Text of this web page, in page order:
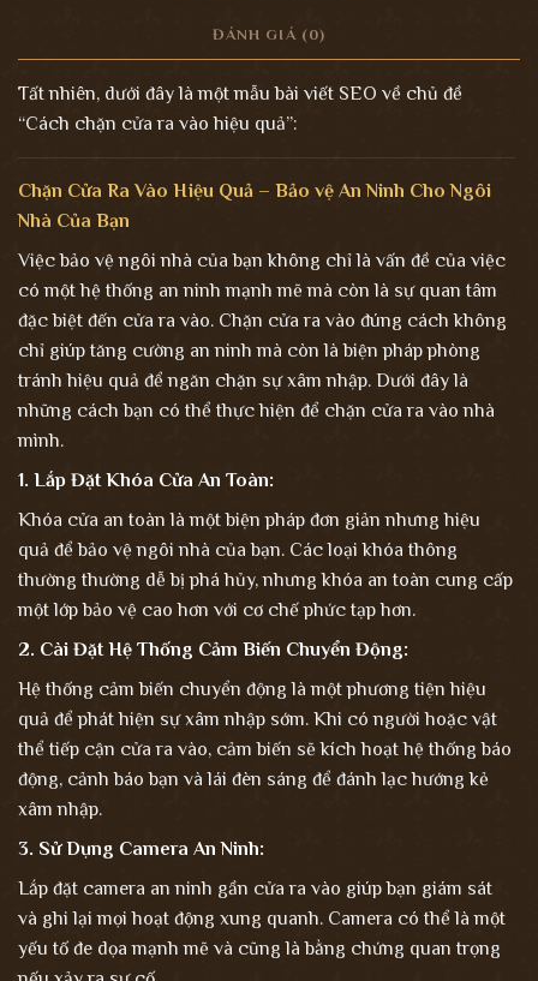
ĐÁNH GIÁ (0)
Tất nhiên, dưới đây là một mẫu bài viết SEO về chủ đề
“Cách chặn cửa ra vào hiệu quả”:
Chặn Cửa Ra Vào Hiệu Quả – Bảo vệ An Ninh Cho Ngôi
Nhà Của Bạn
Việc bảo vệ ngôi nhà của bạn không chỉ là vấn đề của việc
có một hệ thống an ninh mạnh mẽ mà còn là sự quan tâm
đặc biệt đến cửa ra vào. Chặn cửa ra vào đúng cách không
chỉ giúp tăng cường an ninh mà còn là biện pháp phòng
tránh hiệu quả để ngăn chặn sự xâm nhập. Dưới đây là
những cách bạn có thể thực hiện để chặn cửa ra vào nhà
mình.
1. Lắp Đặt Khóa Cửa An Toàn:
Khóa cửa an toàn là một biện pháp đơn giản nhưng hiệu
quả để bảo vệ ngôi nhà của bạn. Các loại khóa thông
thường thường dễ bị phá hủy, nhưng khóa an toàn cung cấp
một lớp bảo vệ cao hơn với cơ chế phức tạp hơn.
2. Cài Đặt Hệ Thống Cảm Biến Chuyển Động:
Hệ thống cảm biến chuyển động là một phương tiện hiệu
quả để phát hiện sự xâm nhập sớm. Khi có người hoặc vật
thể tiếp cận cửa ra vào, cảm biến sẽ kích hoạt hệ thống báo
động, cảnh báo bạn và lái đèn sáng để đánh lạc hướng kẻ
xâm nhập.
3. Sử Dụng Camera An Ninh:
Lắp đặt camera an ninh gần cửa ra vào giúp bạn giám sát
và ghi lại mọi hoạt động xung quanh. Camera có thể là một
yếu tố đe dọa mạnh mẽ và cũng là bằng chứng quan trọng